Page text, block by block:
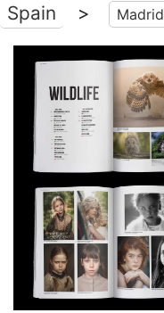
Spain > Madrid